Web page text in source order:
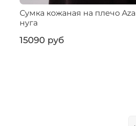
Сумка кожаная на плечо
нуга
15090 руб